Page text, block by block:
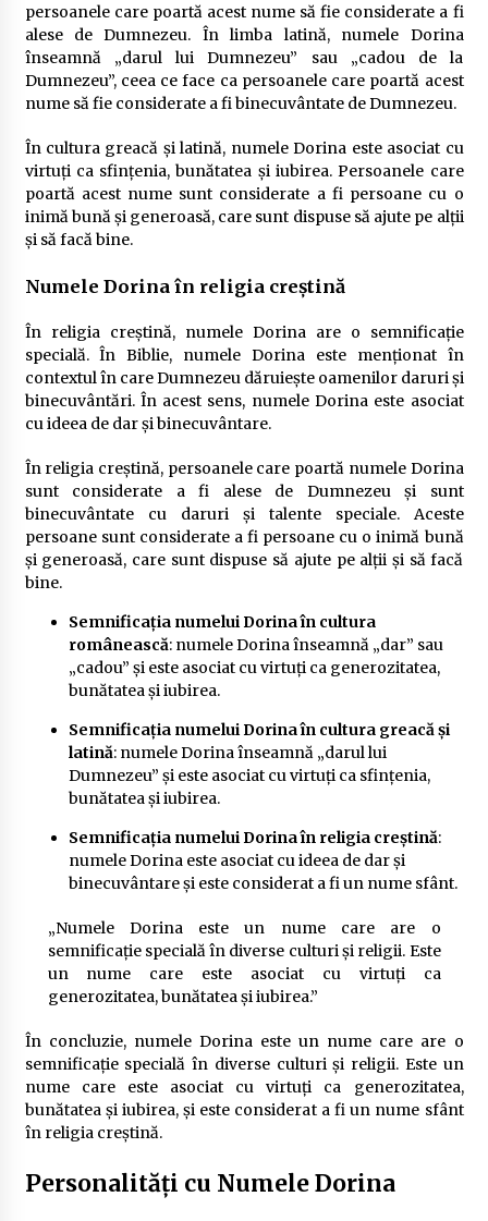
persoanele care poartă acest nume să fie considerate a fi
alese de Dumnezeu. În limba latină, numele Dorina
înseamnă „darul lui Dumnezeu” sau „cadou de la
Dumnezeu”, ceea ce face ca persoanele care poartă acest
nume să fie considerate a fi binecuvântate de Dumnezeu.
În cultura greacă și latină, numele Dorina este asociat cu
virtuți ca sfințenia, bunătatea și iubirea. Persoanele care
poartă acest nume sunt considerate a fi persoane cu o
inimă bună și generoasă, care sunt dispuse să ajute pe alții
și să facă bine.
Numele Dorina în religia creștină
În religia creștină, numele Dorina are o semnificație
specială. În Biblie, numele Dorina este menționat în
contextul în care Dumnezeu dăruiește oamenilor daruri și
binecuvântări. În acest sens, numele Dorina este asociat
cu ideea de dar și binecuvântare.
În religia creștină, persoanele care poartă numele Dorina
sunt considerate a fi alese de Dumnezeu și sunt
binecuvântate cu daruri și talente speciale. Aceste
persoane sunt considerate a fi persoane cu o inimă bună
și generoasă, care sunt dispuse să ajute pe alții și să facă
bine.
Semnificația numelui Dorina în cultura
românească: numele Dorina înseamnă „dar” sau
„cadou” și este asociat cu virtuți ca generozitatea,
bunătatea și iubirea.
Semnificația numelui Dorina în cultura greacă și
latină: numele Dorina înseamnă „darul lui
Dumnezeu” și este asociat cu virtuți ca sfințenia,
bunătatea și iubirea.
Semnificația numelui Dorina în religia creștină:
numele Dorina este asociat cu ideea de dar și
binecuvântare și este considerat a fi un nume sfânt.
„Numele Dorina este un nume care are o
semnificație specială în diverse culturi și religii. Este
un nume care este asociat cu virtuți ca
generozitatea, bunătatea și iubirea.”
În concluzie, numele Dorina este un nume care are o
semnificație specială în diverse culturi și religii. Este un
nume care este asociat cu virtuți ca generozitatea,
bunătatea și iubirea, și este considerat a fi un nume sfânt
în religia creștină.
Personalități cu Numele Dorina